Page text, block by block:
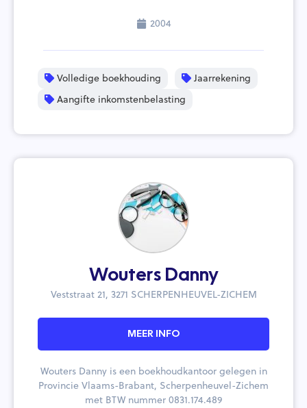
2004
Volledige boekhouding
Jaarrekening
Aangifte inkomstenbelasting
Wouters Danny
Veststraat 21, 3271 SCHERPENHEUVEL-ZICHEM
MEER INFO
Wouters Danny is een boekhoudkantoor gelegen in
Provincie Vlaams-Brabant, Scherpenheuvel-Zichem
met BTW nummer 0831.174.489